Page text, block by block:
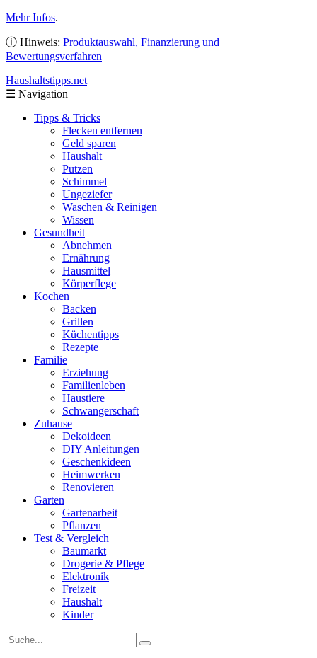
Mehr Infos.
ⓘ Hinweis: Produktauswahl, Finanzierung und
Bewertungsverfahren
Haushaltstipps.net
☰ Navigation
Tipps & Tricks
Flecken entfernen
Geld sparen
Haushalt
Putzen
Schimmel
Ungeziefer
Waschen & Reinigen
Wissen
Gesundheit
Abnehmen
Ernährung
Hausmittel
Körperflege
Kochen
Backen
Grillen
Küchentipps
Rezepte
Familie
Erziehung
Familienleben
Haustiere
Schwangerschaft
Zuhause
Dekoideen
DIY Anleitungen
Geschenkideen
Heimwerken
Renovieren
Garten
Gartenarbeit
Pflanzen
Test & Vergleich
Baumarkt
Drogerie & Pflege
Elektronik
Freizeit
Haushalt
Kinder